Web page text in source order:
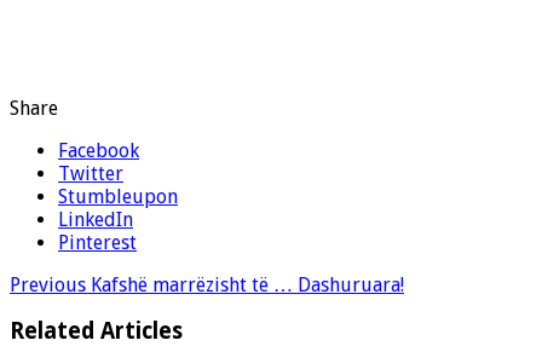
Share
Facebook
Twitter
Stumbleupon
LinkedIn
Pinterest
Previous Kafshë marrëzisht të … Dashuruara!
Related Articles